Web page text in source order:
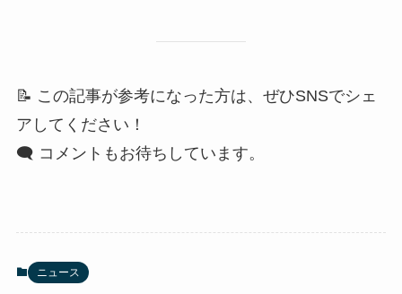
📝 この記事が参考になった方は、ぜひSNSでシェ
アしてください！
🗨 コメントもお待ちしています。
ニュース